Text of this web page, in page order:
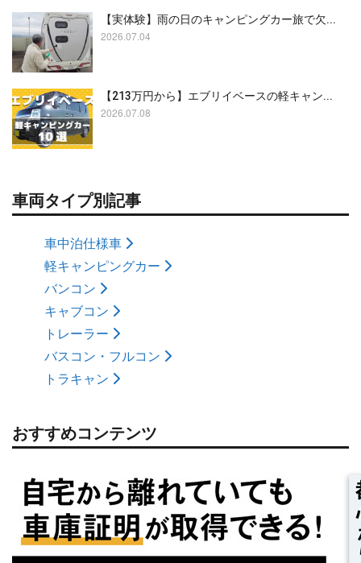
【実体験】雨の日のキャンピングカー旅で欠...
2026.07.04
【213万円から】エブリイベースの軽キャン...
2026.07.08
車両タイプ別記事
車中泊仕様車
軽キャンピングカー
バンコン
キャブコン
トレーラー
バスコン・フルコン
トラキャン
おすすめコンテンツ